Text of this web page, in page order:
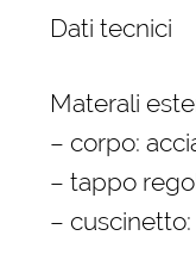
Dati tecnici
Materali
– corpo:
– tappo
–